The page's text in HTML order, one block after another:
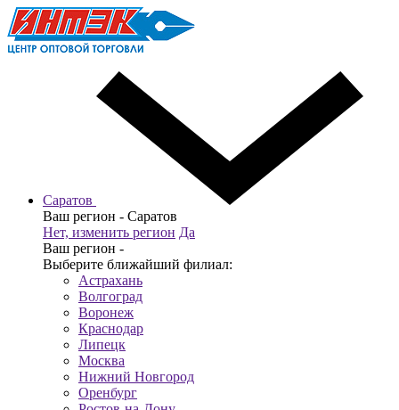
Саратов
Ваш регион - Саратов
Нет, изменить регион Да
Ваш регион -
Выберите ближайший филиал:
Астрахань
Волгоград
Воронеж
Краснодар
Липецк
Москва
Нижний Новгород
Оренбург